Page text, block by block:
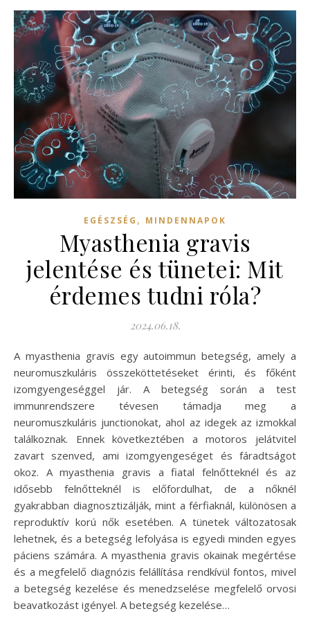
EGÉSZSÉG , MINDENNAPOK
Myasthenia gravis
jelentése és tünetei: Mit
érdemes tudni róla?
2024.06.18.
A myasthenia gravis egy autoimmun betegség, amely a
neuromuszkuláris összeköttetéseket érinti, és főként
izomgyengeséggel jár. A betegség során a test
immunrendszere tévesen támadja meg a
neuromuszkuláris junctionokat, ahol az idegek az izmokkal
találkoznak. Ennek következtében a motoros jelátvitel
zavart szenved, ami izomgyengeséget és fáradtságot
okoz. A myasthenia gravis a fiatal felnőtteknél és az
idősebb felnőtteknél is előfordulhat, de a nőknél
gyakrabban diagnosztizálják, mint a férfiaknál, különösen a
reproduktív korú nők esetében. A tünetek változatosak
lehetnek, és a betegség lefolyása is egyedi minden egyes
páciens számára. A myasthenia gravis okainak megértése
és a megfelelő diagnózis felállítása rendkívül fontos, mivel
a betegség kezelése és menedzselése megfelelő orvosi
beavatkozást igényel. A betegség kezelése…